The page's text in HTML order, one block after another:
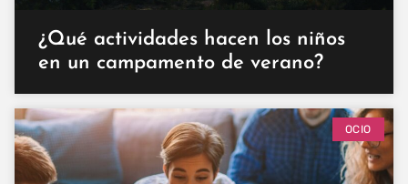
¿Qué actividades hacen los niños
en un campamento de verano?
OCIO